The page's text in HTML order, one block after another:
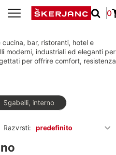
0
bar, ristoranti, hotel e
moderni, industriali ed eleganti per
per offrire comfort, resistenza
Sgabelli, interno
Razvrsti: predefinito